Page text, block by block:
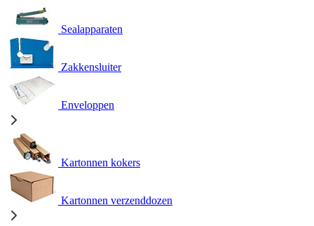
Sealapparaten
Zakkensluiter
Enveloppen
Kartonnen kokers
Kartonnen verzenddozen